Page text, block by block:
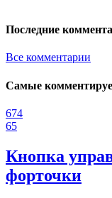
Последние
Все комментарии
Самые
674
65
Кнопка
форточки